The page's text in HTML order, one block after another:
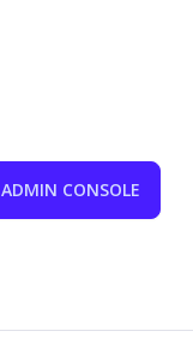
ADMIN CONSOLE